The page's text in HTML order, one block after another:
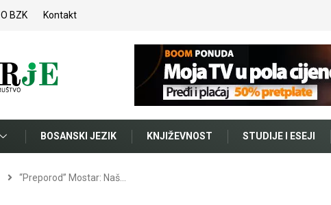
O BZK Kontakt
BOSANSKI JEZIK KNJIŽEVNOST STUDIJE I ESEJI
“Preporod” Mostar: Naš…